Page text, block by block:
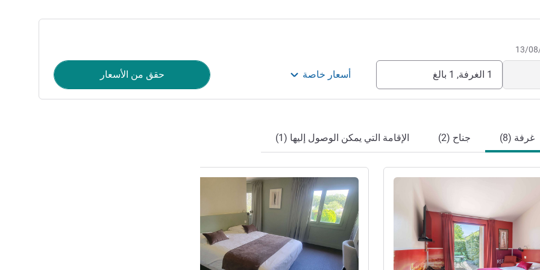
1 الغرفة, 1 بالغ أسعار خاصة حقق من الأسعار
غرفة (8) جناح (2) الإقامة التي يمكن الوصول إليها (1)
راجع التفاصيل